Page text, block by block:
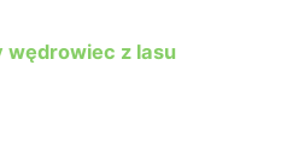
wędrowiec z lasu